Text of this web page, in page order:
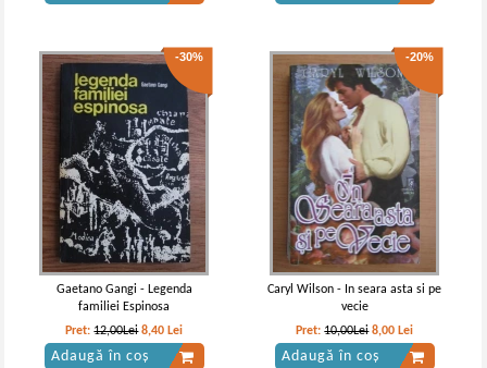
-30%
Gaetano Gangi - Legenda
familiei Espinosa
Pret:12,00Lei 8,40 Lei
Adaugă în coș
-20%
Caryl Wilson - In seara asta si pe
vecie
Pret:10,00Lei 8,00 Lei
Adaugă în coș